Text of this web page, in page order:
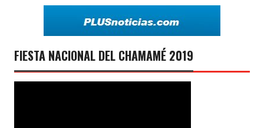
FIESTA NACIONAL DEL CHAMAMÉ 2019